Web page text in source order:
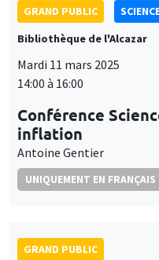
GRAND PUBLIC
Bibliothèque de l'Alcazar
Mardi 11 mars 2025
14:00 à 16:00
Conférence
inflation
Antoine Gentier
UNIQUEMENT EN FRANÇAIS
GRAND PUBLIC